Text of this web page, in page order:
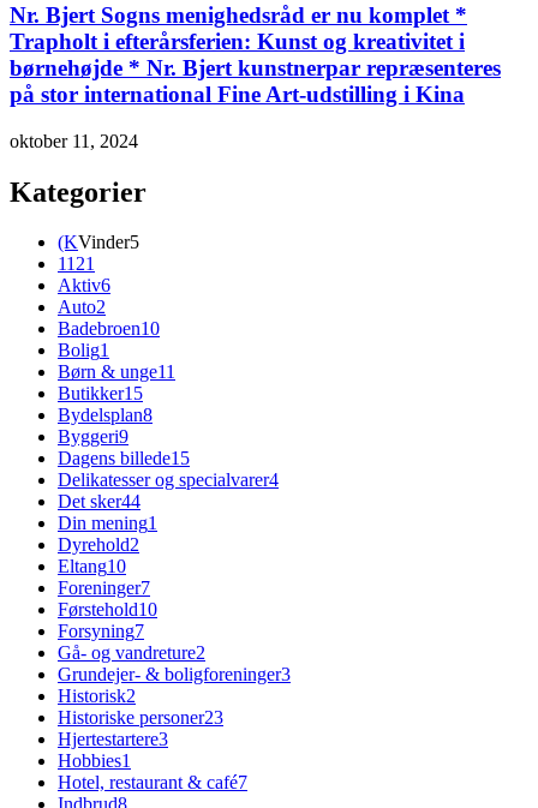
Nr. Bjert Sogns menighedsråd er nu komplet *
Trapholt i efterårsferien: Kunst og kreativitet i
børnehøjde * Nr. Bjert kunstnerpar repræsenteres
på stor international Fine Art-udstilling i Kina
oktober 11, 2024
Kategorier
(KVinder5
1121
Aktiv6
Auto2
Badebroen10
Bolig1
Børn & unge11
Butikker15
Bydelsplan8
Byggeri9
Dagens billede15
Delikatesser og specialvarer4
Det sker44
Din mening1
Dyrehold2
Eltang10
Foreninger7
Førstehold10
Forsyning7
Gå- og vandreture2
Grundejer- & boligforeninger3
Historisk2
Historiske personer23
Hjertestartere3
Hobbies1
Hotel, restaurant & café7